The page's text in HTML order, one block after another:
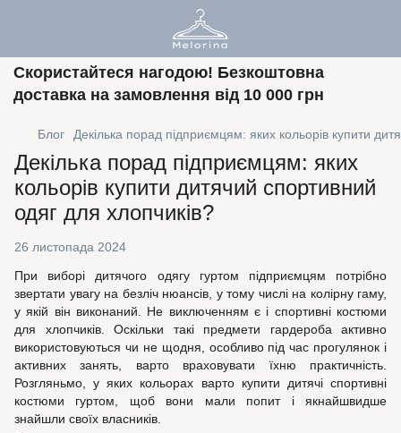
Скористайтеся нагодою! Безкоштовна
доставка на замовлення від 10 000 грн
Блог Декілька порад підприємцям: яких кольорів купити
Декілька порад підприємцям: яких
кольорів купити дитячий спортивний
одяг для хлопчиків?
26 листопада 2024
При виборі дитячого одягу гуртом підприємцям потрібно
звертати увагу на безліч нюансів, у тому числі на колірну гаму,
у якій він виконаний. Не виключенням є і спортивні костюми
для хлопчиків. Оскільки такі предмети гардероба активно
використовуються чи не щодня, особливо під час прогулянок і
активних занять, варто враховувати їхню практичність.
Розгляньмо, у яких кольорах варто купити дитячі спортивні
костюми гуртом, щоб вони мали попит і якнайшвидше
знайшли своїх власників.